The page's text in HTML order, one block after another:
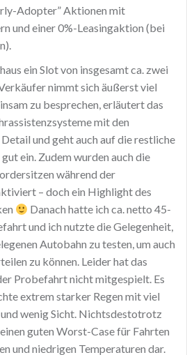
Adopter” Aktionen mit
und einer 0%-Leasingaktion (bei
ein Slot von insgesamt ca. zwei
nimmt sich äußerst viel
zu besprechen, erläutert das
mit den
und geht auch auf die restliche
ein. Zudem wurden auch die
während der
– doch ein Highlight des
Danach hatte ich ca. netto 45-
und ich nutzte die Gelegenheit,
Autobahn zu testen, um auch
zu können. Leider hat das
Probefahrt nicht mitgespielt. Es
extrem starker Regen mit viel
wenig Sicht. Nichtsdestotrotz
guten Worst-Case für Fahrten
und niedrigen Temperaturen dar.